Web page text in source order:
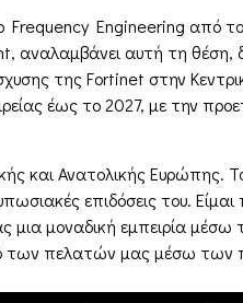
Frequency Engineering από
αυτή τη θέση,
της Fortinet στην
έως το 2027, με την
και Ανατολικής Ευρώπης.
επιδόσεις του.
μια μοναδική εμπειρία μέσω
των πελατών μας μέσω των